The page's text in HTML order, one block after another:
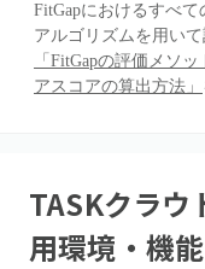
FitGapにおけるすべ
アルゴリズムを用い
「FitGapの評価メソッ
アスコアの算出方法」
TASKクラウ
用環境・機能